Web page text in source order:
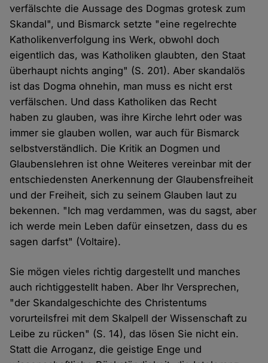
verfälschte die Aussage des Dogmas grotesk zum
Skandal", und Bismarck setzte "eine regelrechte
Katholikenverfolgung ins Werk, obwohl doch
eigentlich das, was Katholiken glaubten, den Staat
überhaupt nichts anging" (S. 201). Aber skandalös
ist das Dogma ohnehin, man muss es nicht erst
verfälschen. Und dass Katholiken das Recht
haben zu glauben, was ihre Kirche lehrt oder was
immer sie glauben wollen, war auch für Bismarck
selbstverständlich. Die Kritik an Dogmen und
Glaubenslehren ist ohne Weiteres vereinbar mit der
entschiedensten Anerkennung der Glaubensfreiheit
und der Freiheit, sich zu seinem Glauben laut zu
bekennen. "Ich mag verdammen, was du sagst, aber
ich werde mein Leben dafür einsetzen, dass du es
sagen darfst" (Voltaire).
Sie mögen vieles richtig dargestellt und manches
auch richtiggestellt haben. Aber Ihr Versprechen,
"der Skandalgeschichte des Christentums
vorurteilsfrei mit dem Skalpell der Wissenschaft zu
Leibe zu rücken" (S. 14), das lösen Sie nicht ein.
Statt die Arroganz, die geistige Enge und